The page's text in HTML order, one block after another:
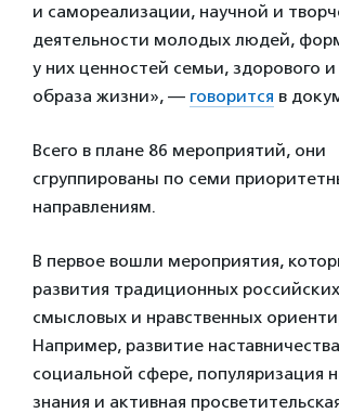
и самореализации, научной и
деятельности молодых людей,
у них ценностей семьи, здорового и
образа жизни», — говорится в
Всего в плане 86 мероприятий, они
сгруппированы по семи
направлениям.
В первое вошли мероприятия,
развития традиционных
смысловых и нравственных
Например, развитие
социальной сфере, популяризация
знания и активная